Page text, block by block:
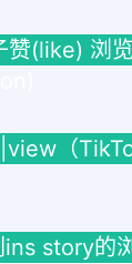
赞(like) 浏
（
story的